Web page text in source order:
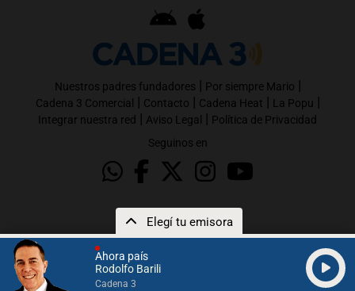
Ahora país
Rodolfo Barili
Cadena 3
Elegí tu emisora
Nuestros padres fundadores | Por siempre Mario |
Cadena 3 Comercial | Contacto | Cadena Heat | La Popu |
Integrar nuestra red | Aviso Legal | Política de Privacidad
Seguinos en